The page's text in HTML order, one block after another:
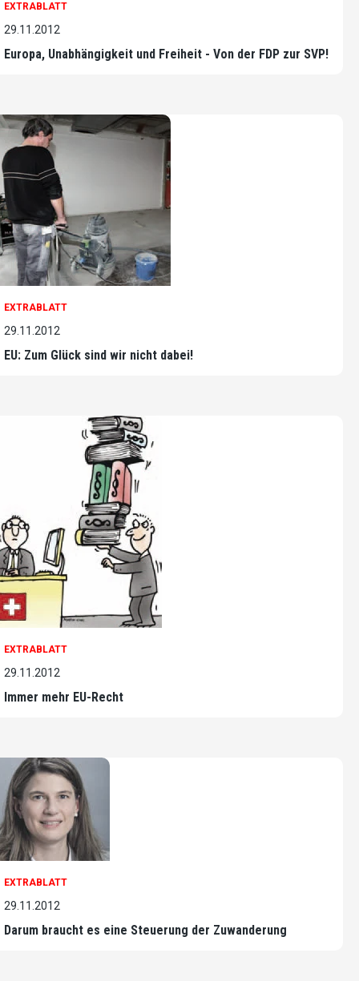
EXTRABLATT
29.11.2012
Europa, Unabhängigkeit und Freiheit - Von der FDP zur SVP!
EXTRABLATT
29.11.2012
EU: Zum Glück sind wir nicht dabei!
EXTRABLATT
29.11.2012
Immer mehr EU-Recht
EXTRABLATT
29.11.2012
Darum braucht es eine Steuerung der Zuwanderung